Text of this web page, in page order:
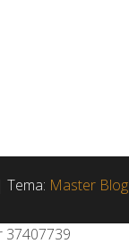
Tema: Master Blog
37407739